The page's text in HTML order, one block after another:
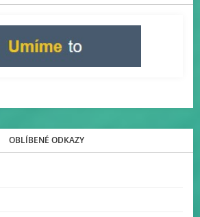
OBLÍBENÉ ODKAZY